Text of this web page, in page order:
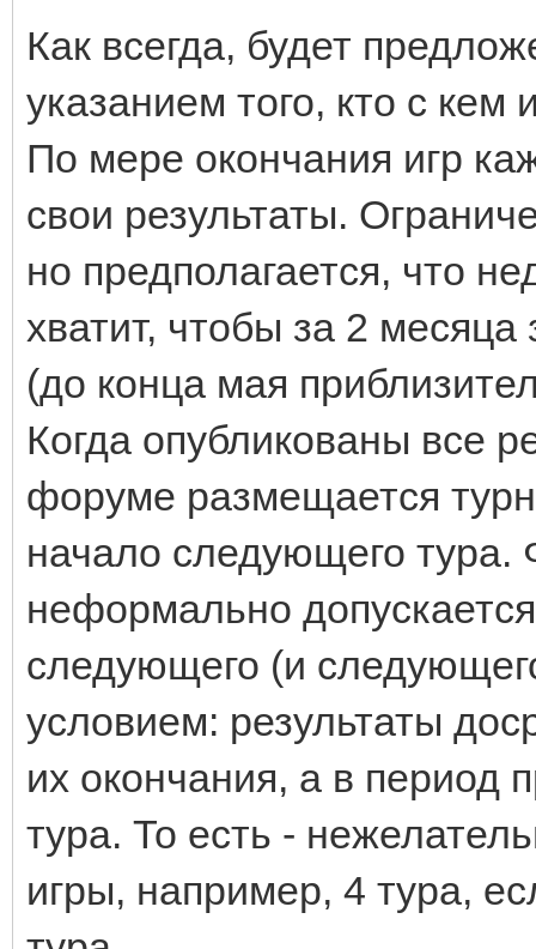
Как всегда, будет
указанием того, кто с кем
По мере окончания игр
свои результаты.
но предполагается, что
хватит, чтобы за 2
(до конца мая
Когда опубликованы все
форуме размещается
начало следующего тура.
неформально
следующего (и
условием: результаты
их окончания, а в период
тура. То есть -
игры, например, 4 тура,